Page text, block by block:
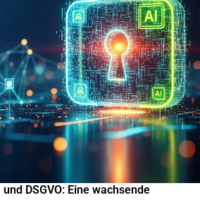
DSGVO: Eine wachsende